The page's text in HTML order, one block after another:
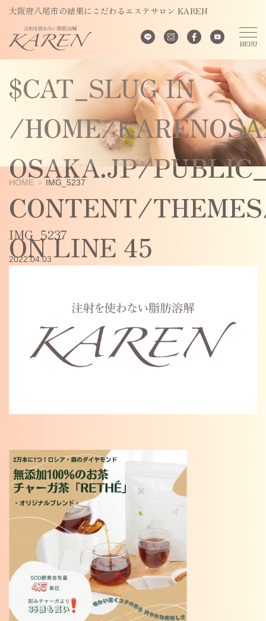
大阪府八尾市の結果にこだわるエステサロン KAREN
VARIABLE
$CAT_SLUG IN
/HOME/
OSAKA.JP/
CONTENT/
ON LINE 45
content/themes/karen2023/single.phpon line
HOME IMG_5237
IMG_5237
2022.04.03